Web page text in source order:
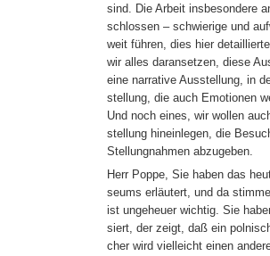
sind. Die Arbeit insbesondere
schlossen – schwierige und
weit führen, dies hier
wir alles daransetzen, diese
eine narrative Ausstellung, in
stellung, die auch Emotionen
Und noch eines, wir wollen
stellung hineinlegen, die
Stellungnahmen abzugeben.
Herr Poppe, Sie haben das
seums erläutert, und da
ist ungeheuer wichtig. Sie
siert, der zeigt, daß ein
cher wird vielleicht einen